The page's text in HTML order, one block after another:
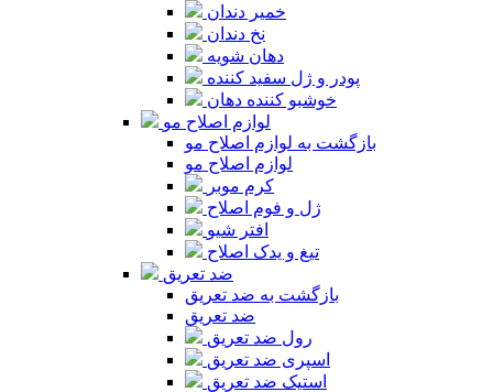
خمیر دندان
نخ دندان
دهان شویه
پودر و ژل سفید کننده
خوشبو کننده دهان
لوازم اصلاح مو
بازگشت به لوازم اصلاح مو
لوازم اصلاح مو
کرم موبر
ژل و فوم اصلاح
افتر شیو
تیغ و یدک اصلاح
ضد تعریق
بازگشت به ضد تعریق
ضد تعریق
رول ضد تعریق
اسپری ضد تعریق
استیک ضد تعریق